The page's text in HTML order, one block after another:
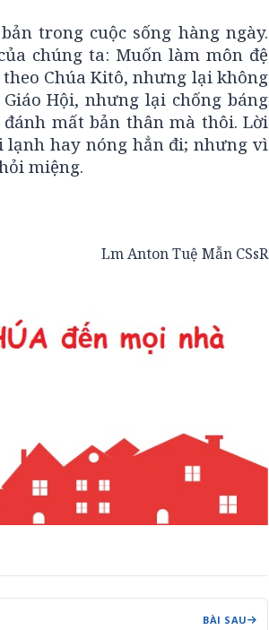
trong cuộc sống hàng ngày.
chúng ta: Muốn làm môn đệ
Chúa Kitô, nhưng lại không
Hội, nhưng lại chống báng
mất bản thân mà thôi. Lời
lạnh hay nóng hẳn đi; nhưng vì
miệng.
Lm Anton Tuệ Mẫn CSsR
BÀI SAU